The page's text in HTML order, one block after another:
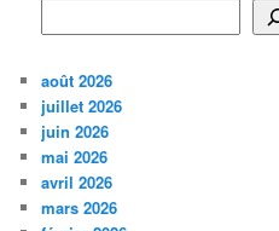
août 2026
juillet 2026
juin 2026
mai 2026
avril 2026
mars 2026